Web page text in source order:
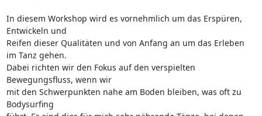
In diesem Workshop wird es vornehmlich um das Erspüren,
Entwickeln und
Reifen dieser Qualitäten und von Anfang an um das Erleben
im Tanz gehen.
Dabei richten wir den Fokus auf den verspielten
Bewegungsfluss, wenn wir
mit den Schwerpunkten nahe am Boden bleiben, was oft zu
Bodysurfing